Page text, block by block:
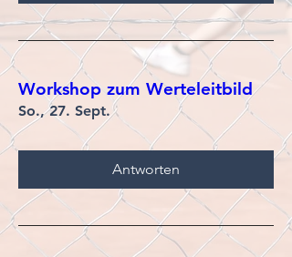
Workshop zum Werteleitbild
So., 27. Sept.
Antworten